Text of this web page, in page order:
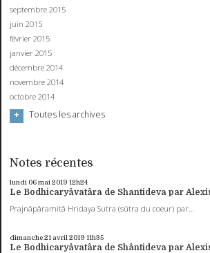
septembre 2015
juin 2015
février 2015
janvier 2015
décembre 2014
novembre 2014
octobre 2014
Toutes les archives
Notes récentes
lundi 06mai 2019 12h24
Le Bodhicaryâvatâra de Shantideva par
Prajnâpâramitâ Hridaya Sutra (sûtra du coeur) par...
dimanche 21 avril 2019 11h35
Le Bodhicaryâvatâra de Shântideva par